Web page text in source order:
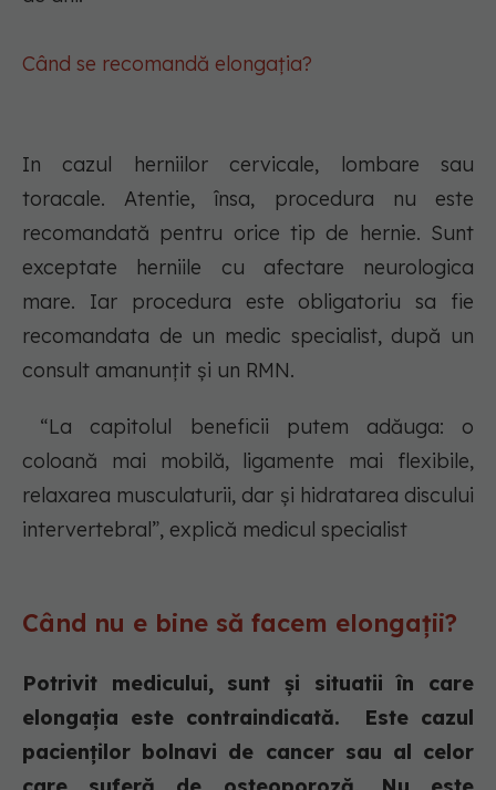
Când se recomandă elongația?
In cazul herniilor cervicale, lombare sau
toracale. Atentie, însa, procedura nu este
recomandată pentru orice tip de hernie. Sunt
exceptate herniile cu afectare neurologica
mare. Iar procedura este obligatoriu sa fie
recomandata de un medic specialist, după un
consult amanunțit și un RMN.
“La capitolul beneficii putem adăuga: o
coloană mai mobilă, ligamente mai flexibile,
relaxarea musculaturii, dar și hidratarea discului
intervertebral”, explică medicul specialist
Când nu e bine să facem elongații?
Potrivit medicului, sunt și situatii în care
elongația este contraindicată. Este cazul
pacienților bolnavi de cancer sau al celor